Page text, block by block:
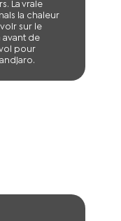
La vraie
la chaleur
sur le
avant de
pour